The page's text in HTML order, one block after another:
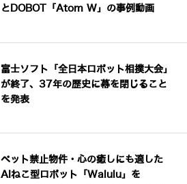
とDOBOT「Atom W」の事例動画
富士ソフト「全日本ロボット相撲大会」
が終了、37年の歴史に幕を閉じること
を発表
ペット禁止物件・心の癒しにも適した
AIねこ型ロボット「Walulu」を